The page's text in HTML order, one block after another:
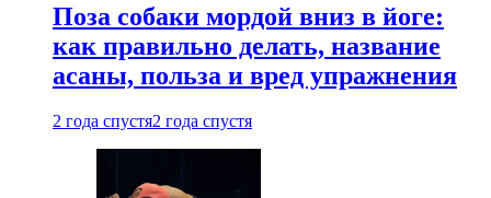
Поза собаки мордой вниз в йоге:
как правильно делать, название
асаны, польза и вред упражнения
2 года спустя2 года спустя